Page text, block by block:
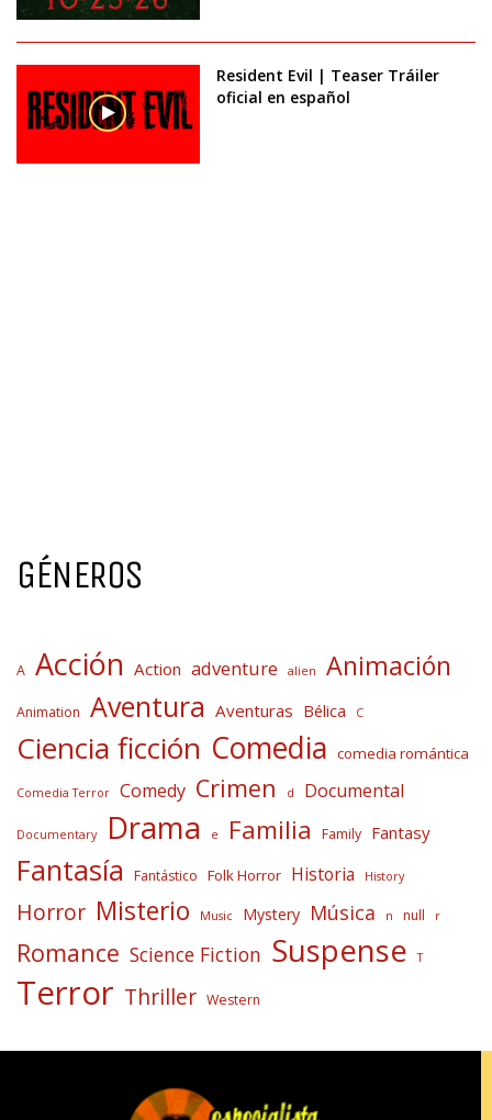
Resident Evil | Teaser Tráiler
oficial en español
GÉNEROS
A Acción Action adventure alien Animación
Animation Aventura Aventuras Bélica C
Ciencia ficción Comedia comedia romántica
Comedia Terror Comedy Crimen d Documental
Documentary Drama e Familia Family Fantasy
Fantasía Fantástico Folk Horror Historia History
Horror Misterio Music Mystery Música n null r
Romance Science Fiction Suspense T
Terror Thriller Western